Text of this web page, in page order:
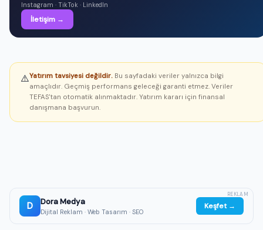
Instagram · TikTok · LinkedIn
İletişim →
⚠️Yatırım tavsiyesi değildir. Bu sayfadaki veriler yalnızca bilgi
amaçlıdır. Geçmiş performans geleceği garanti etmez. Veriler
TEFAS'tan otomatik alınmaktadır. Yatırım kararı için finansal
danışmana başvurun.
D Dora Medya
Dijital Reklam · Web Tasarım · SEO
Keşfet →
REKLAM